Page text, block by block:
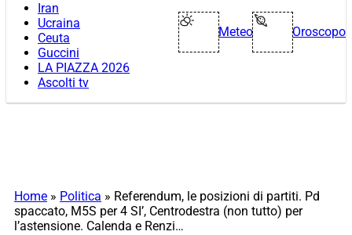
Iran
Ucraina
Ceuta
Guccini
LA PIAZZA 2026
Ascolti tv
Meteo Oroscopo
Home » Politica » Referendum, le posizioni di partiti. Pd
spaccato, M5S per 4 SI’, Centrodestra (non tutto) per
l’astensione. Calenda e Renzi…